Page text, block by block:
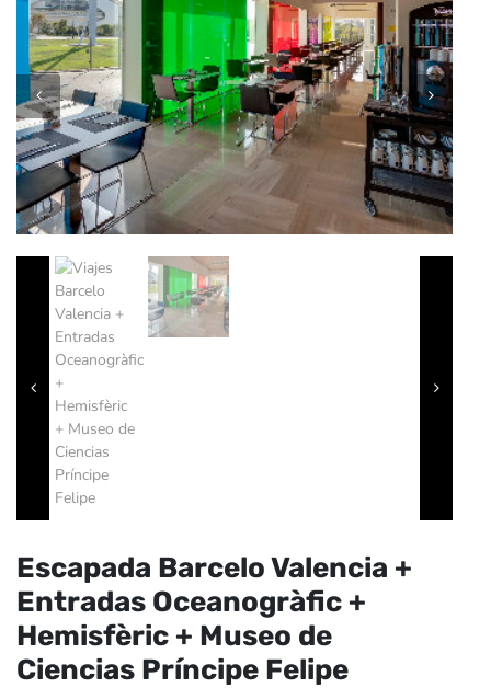
Escapada Barcelo Valencia +
Entradas Oceanogràfic +
Hemisfèric + Museo de
Ciencias Príncipe Felipe